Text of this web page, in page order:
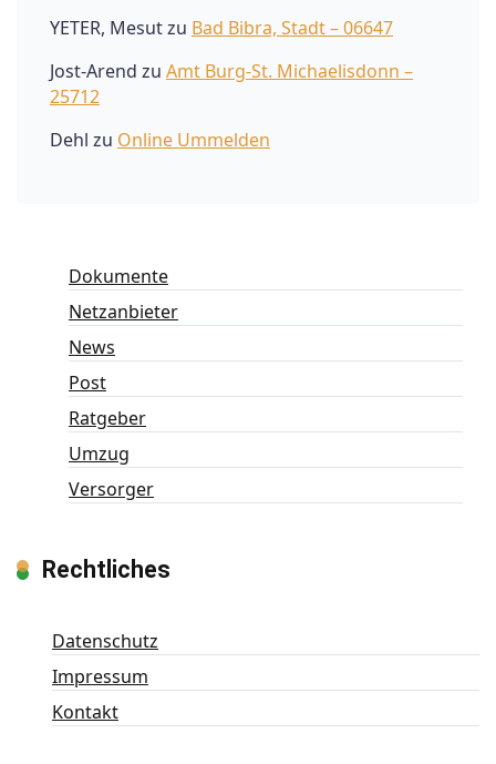
YETER, Mesutzu Bad Bibra, Stadt – 06647
Jost-Arend zu Amt Burg-St. Michaelisdonn –
25712
Dehl zu Online Ummelden
Dokumente
Netzanbieter
News
Post
Ratgeber
Umzug
Versorger
Rechtliches
Datenschutz
Impressum
Kontakt